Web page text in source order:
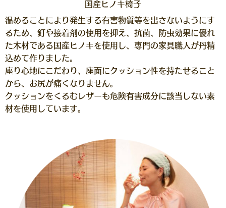
国産ヒノキ椅子
温めることにより発生する有害物質等を出さないようにす
るため、釘や接着剤の使用を抑え、抗菌、防虫効果に優れ
た木材である国産ヒノキを使用し、専門の家具職人が丹精
込めて作りました。
座り心地にこだわり、座面にクッション性を持たせること
から、お尻が痛くなりません。
クッションをくるむレザーも危険有害成分に該当しない素
材を使用しています。